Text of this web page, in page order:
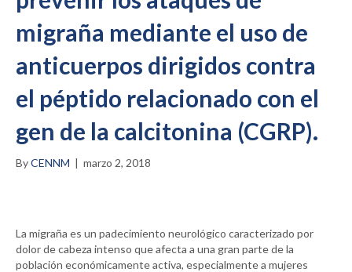
migraña mediante el uso de
anticuerpos dirigidos contra
el péptido relacionado con el
gen de la calcitonina (CGRP).
ByCENNM | marzo 2, 2018
La migraña es un padecimiento neurológico caracterizado por
dolor de cabeza intenso que afecta a una gran parte de la
población económicamente activa, especialmente a mujeres